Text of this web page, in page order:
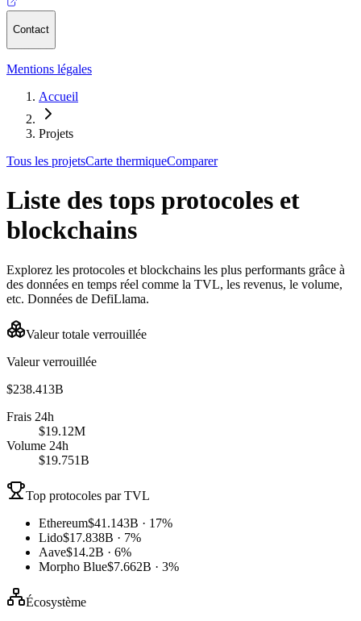
Contact
Mentions légales
Accueil
Projets
Tous les projetsCarte thermiqueComparer
Liste des tops protocoles et
blockchains
Explorez les protocoles et blockchains les plus performants grâce à
des données en temps réel comme la TVL, les revenus, le volume,
etc. Données de DefiLlama.
Valeur totale verrouillée
Valeur verrouillée
$238.413B
Frais 24h
$19.12M
Volume 24h
$19.751B
Top protocoles par TVL
Ethereum$41.143B · 17%
Lido$17.838B · 7%
Aave$14.2B · 6%
Morpho Blue$7.662B · 3%
Écosystème